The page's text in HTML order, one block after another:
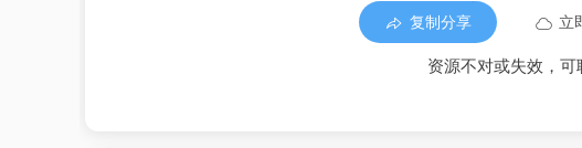
复制分享 立
资源不对或失效，可